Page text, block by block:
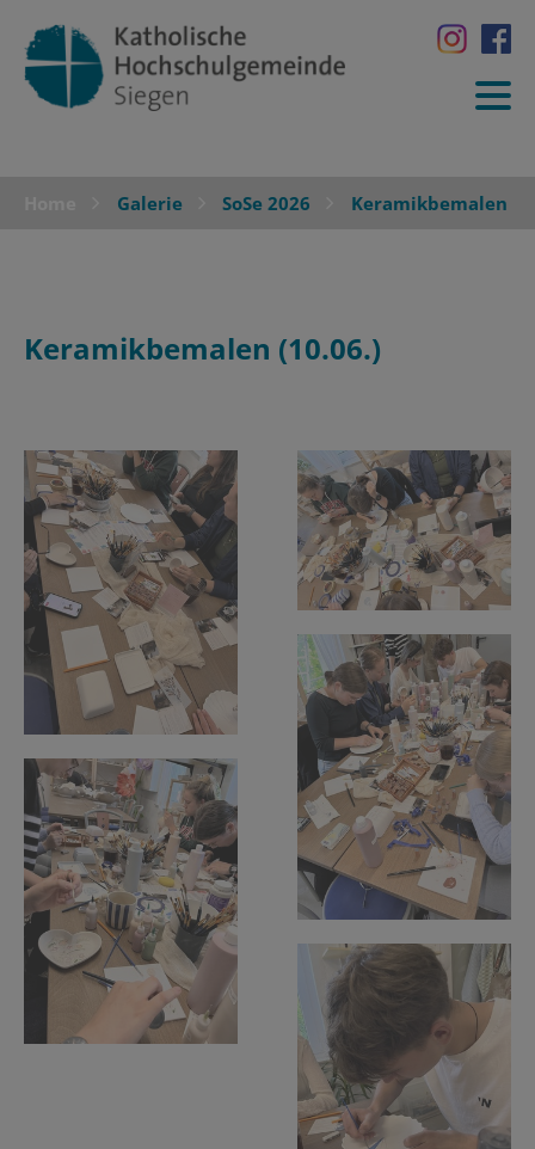
Galerie SoSe 2026 Keramikbemalen
Keramikbemalen (10.06.)